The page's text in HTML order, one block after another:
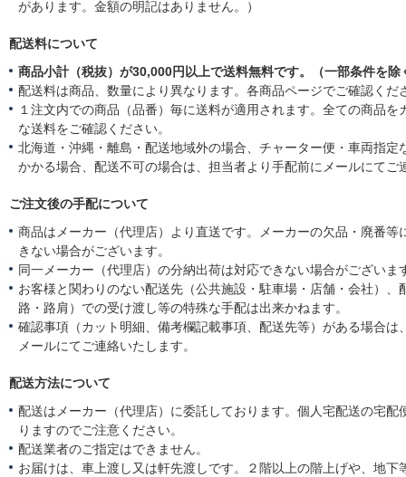
があります。金額の明記はありません。）
配送料について
商品小計（税抜）が30,000円以上で送料無料です。（一部条件を除
配送料は商品、数量により異なります。各商品ページでご確認くだ
１注文内での商品（品番）毎に送料が適用されます。全ての商品を
な送料をご確認ください。
北海道・沖縄・離島・配送地域外の場合、チャーター便・車両指定
かかる場合、配送不可の場合は、担当者より手配前にメールにてご
ご注文後の手配について
商品はメーカー（代理店）より直送です。メーカーの欠品・廃番等
きない場合がございます。
同一メーカー（代理店）の分納出荷は対応できない場合がございま
お客様と関わりのない配送先（公共施設・駐車場・店舗・会社）、
路・路肩）での受け渡し等の特殊な手配は出来かねます。
確認事項（カット明細、備考欄記載事項、配送先等）がある場合は
メールにてご連絡いたします。
配送方法について
配送はメーカー（代理店）に委託しております。個人宅配送の宅配
りますのでご注意ください。
配送業者のご指定はできません。
お届けは、車上渡し又は軒先渡しです。２階以上の階上げや、地下